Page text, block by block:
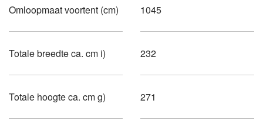
Omloopmaat voortent (cm) 1045
Totale breedte ca. cm i) 232
Totale hoogte ca. cm g) 271